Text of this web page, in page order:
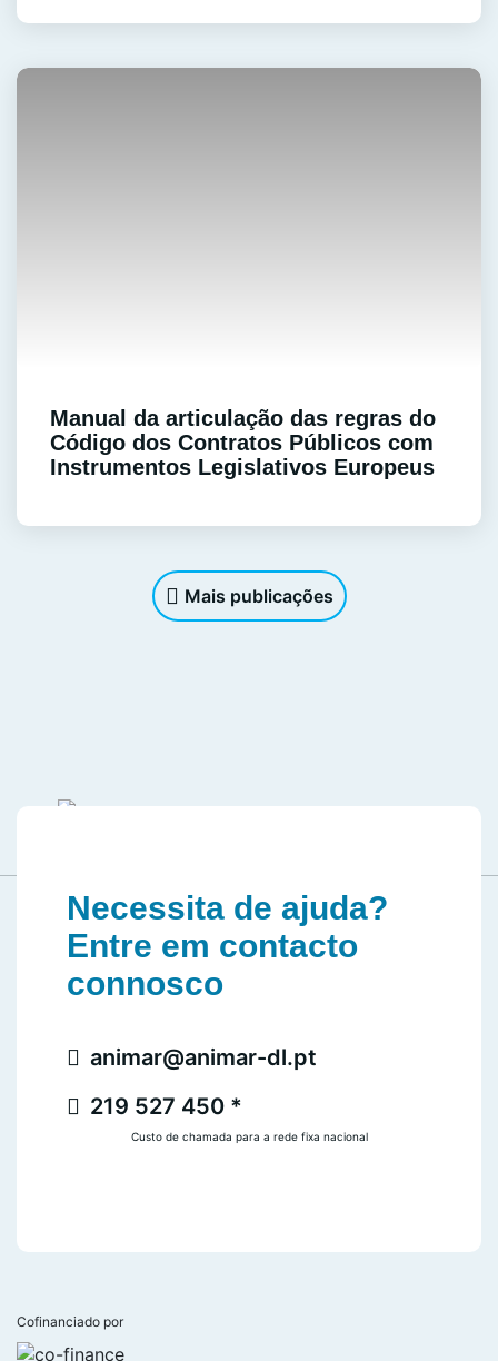
Manual da articulação das regras do
Código dos Contratos Públicos com
Instrumentos Legislativos Europeus
Mais publicações
Necessita de ajuda?
Entre em contacto
connosco
219 527 450 *
animar@animar-dl.pt
Custo de chamada para a rede fixa nacional
Cofinanciado por